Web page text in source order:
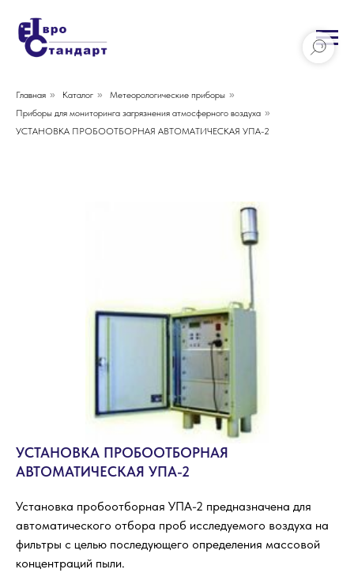
Главная » Каталог » Метеорологические приборы »
Приборы для мониторинга загрязнения атмосферного воздуха »
УСТАНОВКА ПРОБООТБОРНАЯ АВТОМАТИЧЕСКАЯ УПА-2
УСТАНОВКА ПРОБООТБОРНАЯ
АВТОМАТИЧЕСКАЯ УПА-2
Установка пробоотборная УПА-2 предназначена для
автоматического отбора проб исследуемого воздуха на
фильтры с целью последующего определения массовой
концентраций пыли.